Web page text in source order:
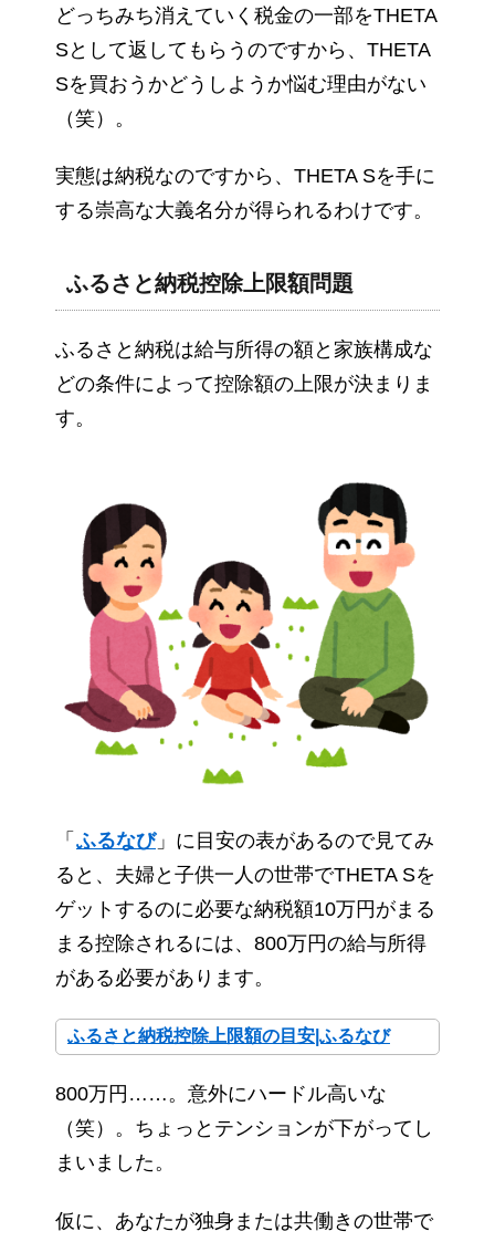
どっちみち消えていく税金の一部をTHETA
Sとして返してもらうのですから、THETA
Sを買おうかどうしようか悩む理由がない
（笑）。
実態は納税なのですから、THETA Sを手に
する崇高な大義名分が得られるわけです。
ふるさと納税控除上限額問題
ふるさと納税は給与所得の額と家族構成な
どの条件によって控除額の上限が決まりま
す。
「 ふるなび」に目安の表があるので見てみ
ると、夫婦と子供一人の世帯でTHETA Sを
ゲットするのに必要な納税額10万円がまる
まる控除されるには、800万円の給与所得
がある必要があります。
ふるさと納税控除上限額の目安|ふるなび
800万円……。意外にハードル高いな
（笑）。ちょっとテンションが下がってし
まいました。
仮に、あなたが独身または共働きの世帯で